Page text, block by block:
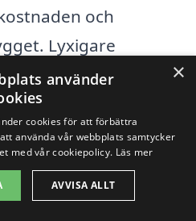
och
Lyxigare
prisklassen markant.
för
kan variera
läge, vilket
×
använder
cookies för att förbättra
använda vår webbplats samtycker
med vår cookiepolicy. Läs mer
AVVISA ALLT